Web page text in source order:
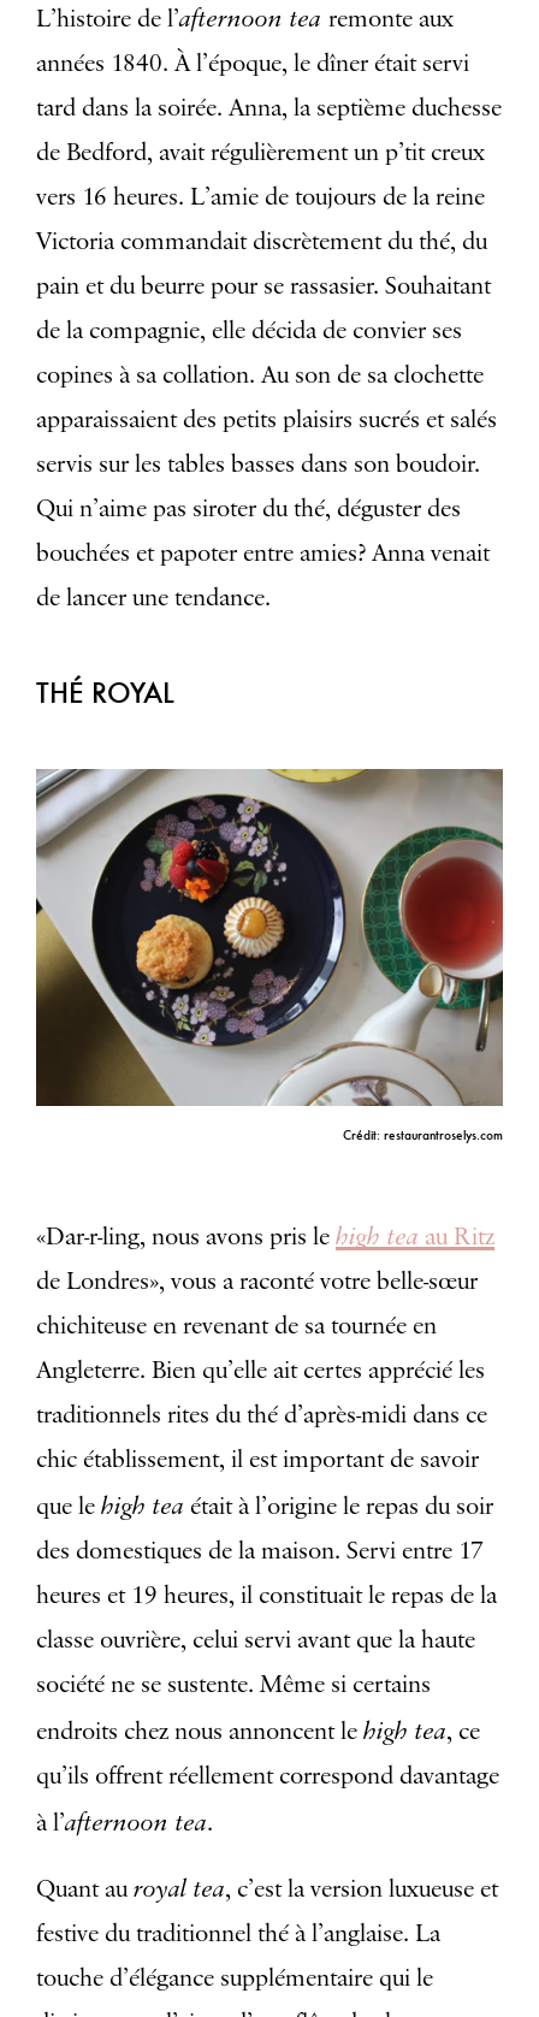
L’histoire de l’afternoon tea remonte aux
années 1840. À l’époque, le dîner était servi
tard dans la soirée. Anna, la septième duchesse
de Bedford, avait régulièrement un p’tit creux
vers 16 heures. L’amie de toujours de la reine
Victoria commandait discrètement du thé, du
pain et du beurre pour se rassasier. Souhaitant
de la compagnie, elle décida de convier ses
copines à sa collation. Au son de sa clochette
apparaissaient des petits plaisirs sucrés et salés
servis sur les tables basses dans son boudoir.
Qui n’aime pas siroter du thé, déguster des
bouchées et papoter entre amies? Anna venait
de lancer une tendance.
THÉ ROYAL
Crédit: restaurantroselys.com
«Dar-r-ling, nous avons pris le high tea au Ritz
de Londres», vous a raconté votre belle-sœur
chichiteuse en revenant de sa tournée en
Angleterre. Bien qu’elle ait certes apprécié les
traditionnels rites du thé d’après-midi dans ce
chic établissement, il est important de savoir
que le high tea était à l’origine le repas du soir
des domestiques de la maison. Servi entre 17
heures et 19 heures, il constituait le repas de la
classe ouvrière, celui servi avant que la haute
société ne se sustente. Même si certains
endroits chez nous annoncent le high tea, ce
qu’ils offrent réellement correspond davantage
à l’afternoon tea.
Quant auroyal tea, c’est la version luxueuse et
festive du traditionnel thé à l’anglaise. La
touche d’élégance supplémentaire qui le